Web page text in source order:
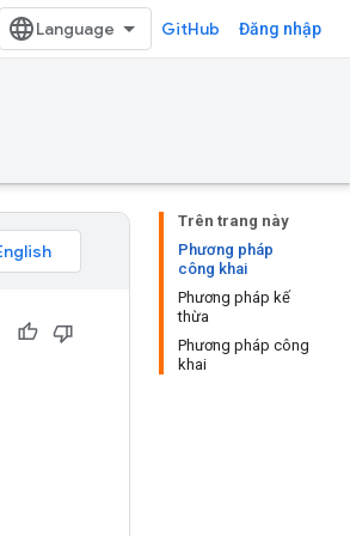
GitHub Đăng nhập
Trên trang này
Phương pháp
công khai
Phương pháp kế
thừa
Phương pháp công
khai